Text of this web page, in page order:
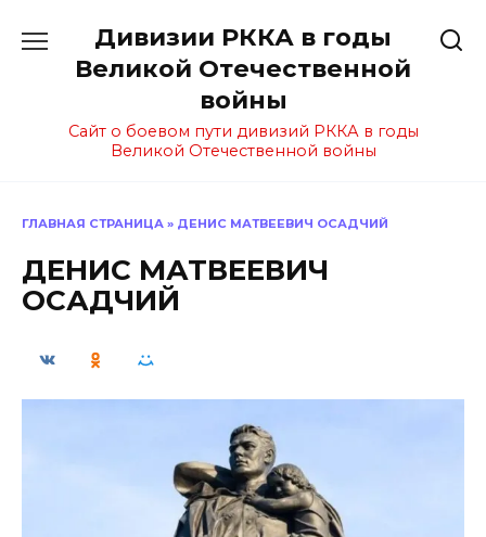
содержанию
Дивизии РККА в годы
Великой Отечественной
войны
Сайт о боевом пути дивизий РККА в годы
Великой Отечественной войны
ГЛАВНАЯ СТРАНИЦА » ДЕНИС МАТВЕЕВИЧ ОСАДЧИЙ
ДЕНИС МАТВЕЕВИЧ
ОСАДЧИЙ